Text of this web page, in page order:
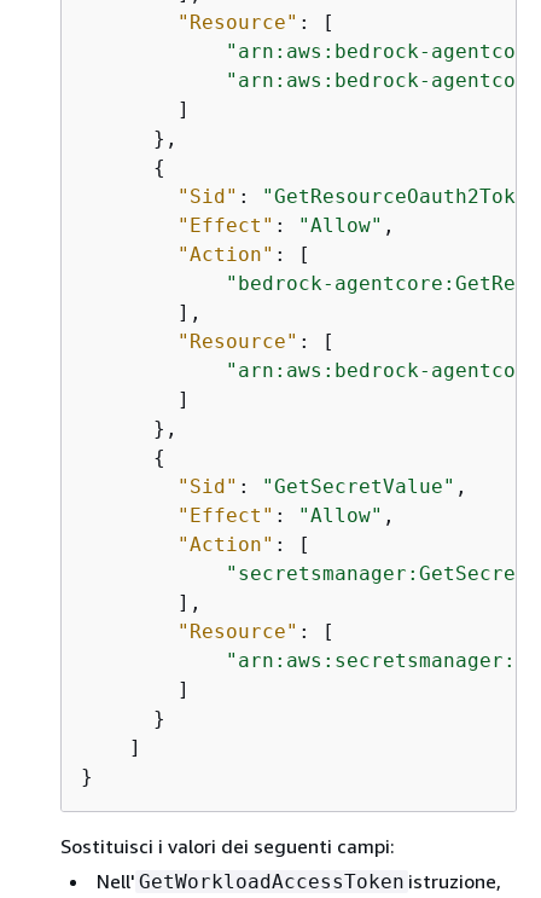
"Resource" : [
"arn:aws:bedrock-
"arn:aws:bedrock-
        ]
      },
{
"Sid" :
"Effect" : "Allow" ,
"Action" : [
"bedrock-
        ],
"Resource" : [
"arn:aws:bedrock-
        ]
      },
{
"Sid" : "GetSecretValue" ,
"Effect" : "Allow" ,
"Action" : [
        ],
"Resource" : [
        ]
      }
    ]
}
Sostituisci i valori dei seguenti campi:
Nell' GetWorkloadAccessToken istruzione,